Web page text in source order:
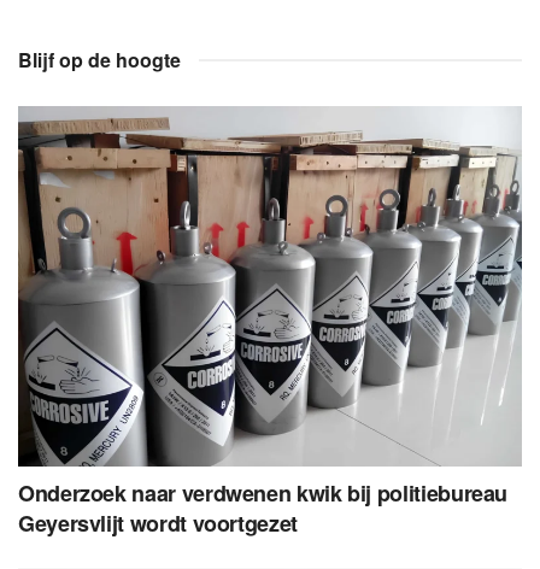
Blijf op de hoogte
Onderzoek naar verdwenen kwik bij politiebureau
Geyersvlijt wordt voortgezet